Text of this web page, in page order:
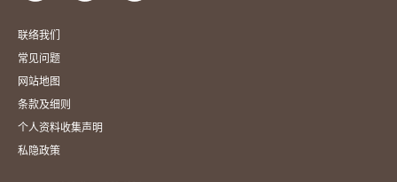
联络我们
常见问题
网站地图
条款及细则
个人资料收集声明
私隐政策